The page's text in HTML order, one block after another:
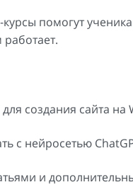
помогут
создания сайта на
с нейросетью
и